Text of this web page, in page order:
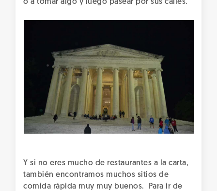
o a tomar algo y luego pasear por sus calles.
Y si no eres mucho de restaurantes a la carta,
también encontramos muchos sitios de
comida rápida muy muy buenos. Para ir de